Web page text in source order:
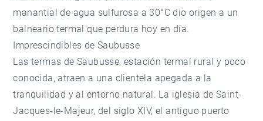
manantial de agua sulfurosa a 30°C dio origen a un
balneario termal que perdura hoy en día.
Imprescindibles de Saubusse
Las termas de Saubusse, estación termal rural y poco
conocida, atraen a una clientela apegada a la
tranquilidad y al entorno natural. La iglesia de Saint-
Jacques-le-Majeur, del siglo XIV, el antiguo puerto